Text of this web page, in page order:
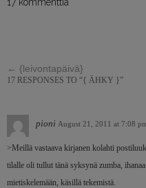
← {leivontapäivä}
17 RESPONSES TO “{ ÄHKY }”
pioni August 21, 2011 at 7:08
>Meillä vastaava kirjanen kolahti
tilalle oli tullut tänä syksynä zumba,
mietiskelemään, käsillä tekemistä.